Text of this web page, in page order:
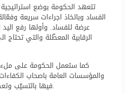
تتعهد الحكومة بوضع
الفساد وباتخاذ اجراءات سريعة
عرضة للفساد. وأولها رفع
الرقابية المعطّلة والتي
كما ستعمل الحكومة على ملء
والمؤسسات العامة باصحاب
فيها بالتسيّب وتعطيل أعمال المواطنين.